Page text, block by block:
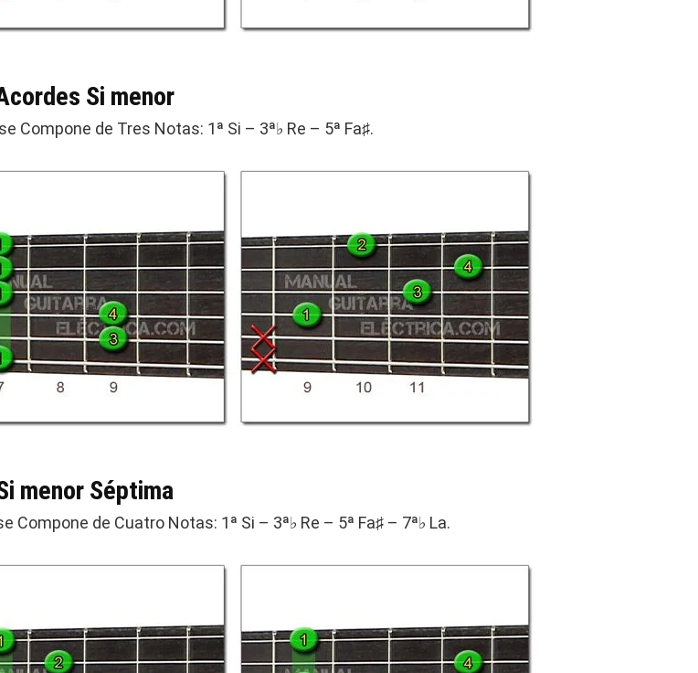
Si menor
Compone de Tres Notas: 1ª Si – 3ª♭ Re – 5ª Fa♯.
menor Séptima
Compone de Cuatro Notas: 1ª Si – 3ª♭ Re – 5ª Fa♯ – 7ª♭ La.